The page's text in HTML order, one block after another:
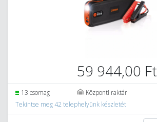
59 944,00 Ft
13 csomag Központi raktár
Tekintse meg 42 telephelyünk készletét